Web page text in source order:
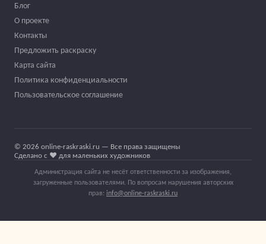
Блог
О проекте
Контакты
Предложить раскраску
Карта сайта
Политика конфиденциальности
Пользовательское соглашение
© 2026 online-raskraski.ru — Все права защищены
Сделано с ❤️ для маленьких художников
Администрация сайта не несёт ответственности за изображения,
загруженные пользователями. По вопросам нарушения авторских
прав: info@online-raskraski.ru